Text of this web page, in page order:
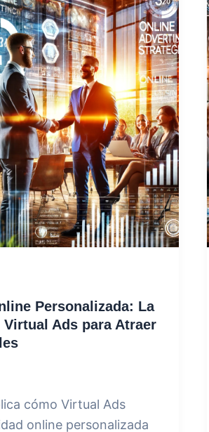
Personalizada: La
Virtual Ads para Atraer
cómo Virtual Ads
online personalizada